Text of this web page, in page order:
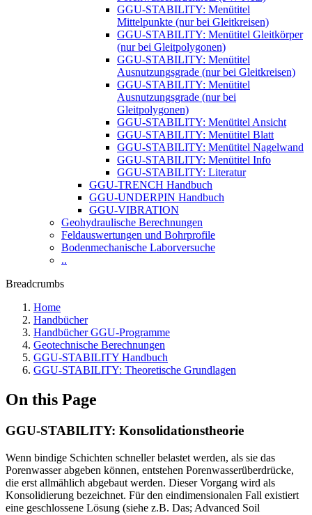
GGU-STABILITY: Menütitel
Mittelpunkte (nur bei Gleitkreisen)
GGU-STABILITY: Menütitel Gleitkörper
(nur bei Gleitpolygonen)
GGU-STABILITY: Menütitel
Ausnutzungsgrade (nur bei Gleitkreisen)
GGU-STABILITY: Menütitel
Ausnutzungsgrade (nur bei
Gleitpolygonen)
GGU-STABILITY: Menütitel Ansicht
GGU-STABILITY: Menütitel Blatt
GGU-STABILITY: Menütitel Nagelwand
GGU-STABILITY: Menütitel Info
GGU-STABILITY: Literatur
GGU-TRENCH Handbuch
GGU-UNDERPIN Handbuch
GGU-VIBRATION
Geohydraulische Berechnungen
Feldauswertungen und Bohrprofile
Bodenmechanische Laborversuche
..
Breadcrumbs
Home
Handbücher
Handbücher GGU-Programme
Geotechnische Berechnungen
GGU-STABILITY Handbuch
GGU-STABILITY: Theoretische Grundlagen
On this Page
GGU-STABILITY: ​Konsolidationstheorie
Wenn bindige Schichten schneller belastet werden, als sie das
Porenwasser abgeben können, entstehen Porenwasserüberdrücke,
die erst allmählich abgebaut werden. Dieser Vorgang wird als
Konsolidierung bezeichnet. Für den eindimensionalen Fall existiert
eine geschlossene Lösung (siehe z.B. Das; Advanced Soil